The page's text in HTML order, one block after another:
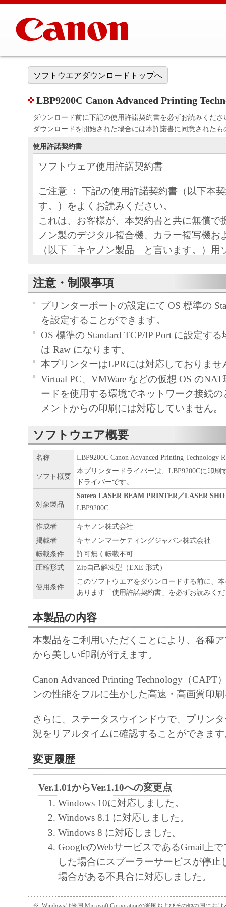
ソフトウエアダウンロードトップへ
LBP9200C Canon Advanced Printing
ダウンロード前に下記の使用許諾契約書を必ずお読みくださ
ダウンロードを開始された場合には本許諾書に同意された
使用許諾契約書
ソフトウェア使用許諾契約書
ご注意 ： 下記の使用許諾契約書（以下本
す。）をよくお読みください。
これは、お客様が、本契約書と共に無償で
ノン製のデジタル複合機、カラー複写機お
（以下「キヤノン製品」と言います。）用
以下「本ソフトウェア」と言います。）を
めの、お客様とキヤノン株式会社（以下キ
す。）との間の契約書です。
お客様は、『同意』を示す下記のボタンを
点、または「本ソフトウェア」のインスト
をもって、本契約書に同意したことになり
お客様が本契約書に同意できない場合、「
ア」を使用することはできません。
１．許諾
(1) キヤノンは、お客様が「キヤノン製品
のために、「キヤノン製品」に直接または
通じ接続される複数のコンピューター（以
と言います。）において、「本ソフトウェ
契約書においては、「本ソフトウェア」を
の記憶媒体上にインストールすること、ま
ターにおいて表示すること、アクセスする
実行することのいずれも含むものとします
非独占的権利をお客様に対して許諾します
た「指定機器」にネットワークを通じて接
ューター上で、かかるコンピューターの使
「本ソフトウェア」を使用させることがで
るコンピューターの使用者に本契約書上の
を遵守させるとともに、その履行に関し全
を条件とします。
(2) お客様は、上記(1)に基づいて「本ソフ
するためのバックアップとして、「本ソフ
部、複製することができます。
(3) 上記(1)および(2)に定める場合を除き、
ヤノンのライセンサーのいかなる知的財産
るいは許諾されるものではありません。
(1) お客様は、再使用許諾、譲渡、販売、
くは貸与その他の方法により、第三者に「
ア」を使用させることはできません。
(2) お客様は、「本ソフトウェア」の全部
正、改変、逆コンパイル、逆アセンブル、
エンジニアリング等することはできません
このような行為をさせてはなりません。
３．帰属
「本ソフトウェア」に係る権原および所有
によりキヤノンまたはキヤノンのライセン
注意・制限事項
プリンターポートの設定にて OS 標準の
を設定することができます。
OS 標準の Standard TCP/IP Port に設定す
は Raw になります。
本プリンターはLPRには対応しておりませ
Virtual PC、VMWare などの仮想 OS の
ードを使用する環境でネットワーク接続
メントからの印刷には対応していません。
ソフトウエア概要
名称 LBP9200C Canon Advanced Printing Technology
ソフト概要
本プリンタードライバーは、LBP9200Cに印刷
ドライバーです。
対象製品
Satera LASER BEAM PRINTER／LASER
LBP9200C
作成者
キヤノン株式会社
掲載者
キヤノンマーケティングジャパン株式会社
転載条件
許可無く転載不可
圧縮形式
Zip自己解凍型（EXE 形式）
使用条件
このソフトウエアをダウンロードする前に、
あります「使用許諾契約書」を必ずお読みく
本製品の内容
本製品をご利用いただくことにより、各種
から美しい印刷が行えます。
Canon Advanced Printing Technology（CAPT
ンの性能をフルに生かした高速・高画質印
さらに、ステータスウインドウで、プリン
況をリアルタイムに確認することができま
変更履歴
Ver.1.01からVer.1.10への変更点
Windows 10に対応しました。
Windows 8.1 に対応しました。
Windows 8 に対応しました。
GoogleのWebサービスであるGmail上
した場合にスプーラーサービスが停止
場合がある不具合に対応しました。